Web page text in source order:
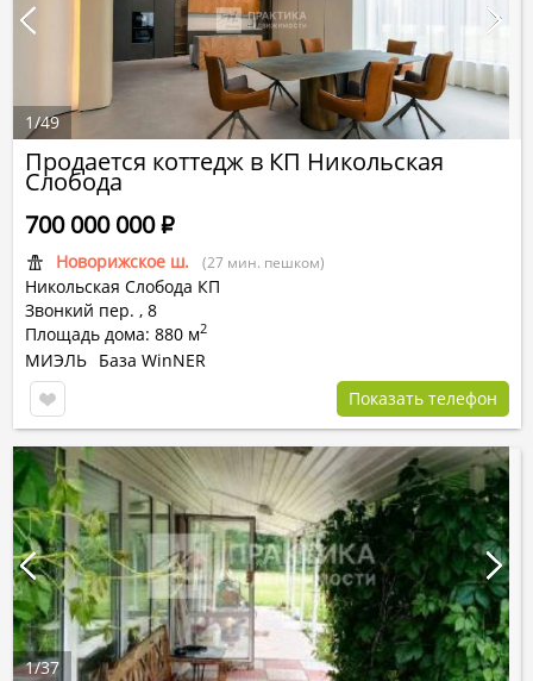
Продается коттедж в КП Никольская
Слобода
Новорижское ш. (27 мин. пешком)
Никольская Слобода КП
Звонкий пер. , 8
Площадь дома: 880 м2
700 000 000Р
МИЭЛЬ База WinNER
Показать телефон
1/49
1/37